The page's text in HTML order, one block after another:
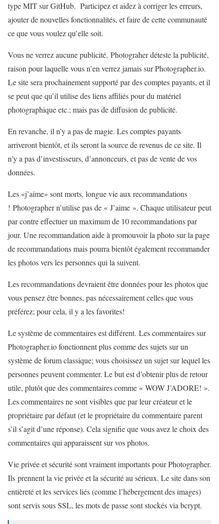
type MIT sur GitHub. Participez et aidez à corriger les erreurs,
ajouter de nouvelles fonctionnalités, et faire de cette communauté
ce que vous voulez qu’elle soit.
Vous ne verrez aucune publicité. Photograher déteste la publicité,
raison pour laquelle vous n’en verrez jamais sur Photographer.io.
Le site sera prochainement supporté par des comptes payants, et il
se peut que qu’il utilise des liens affiliés pour du matériel
photographique etc.; mais pas de diffusion de publicité.
En revanche, il n’y a pas de magie. Les comptes payants
arriveront bientôt, et ils seront la source de revenus de ce site. Il
n’y a pas d’investisseurs, d’annonceurs, et pas de vente de vos
données.
Les «j’aime» sont morts, longue vie aux recommandations
! Photographer n’utilise pas de « J’aime ». Chaque utilisateur peut
par contre effectuer un maximum de 10 recommandations par
jour. Une recommandation aide à promouvoir la photo sur la page
de recommandations mais pourra bientôt également recommander
les photos vers les personnes qui la suivent.
Les recommandations devraient être données pour les photos que
vous pensez être bonnes, pas nécessairement celles que vous
préférez; pour cela, il y a les favorites!
Le système de commentaires est différent. Les commentaires sur
Photographer.io fonctionnent plus comme des sujets sur un
système de forum classique; vous choisissez un sujet sur lequel les
personnes peuvent commenter. Le but est d’obtenir plus de retour
utile, plutôt que des commentaires comme « WOW J’ADORE! ».
Les commentaires ne sont visibles que par leur créateur et le
propriétaire par défaut (et le propriétaire du commentaire parent
s’il s’agit d’une réponse). Cela signifie que vous avez le choix des
commentaires qui apparaissent sur vos photos.
Vie privée et sécurité sont vraiment importants pour Photographer.
Ils prennent la vie privée et la sécurité au sérieux. Le site dans son
entièreté et les services liés (comme l’hébergement des images)
sont servis sous SSL, les mots de passe sont stockés via bcrypt.